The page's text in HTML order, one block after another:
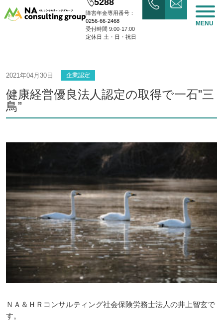
障害年金専用番号：
0256-66-2468
受付時間 9:00-17:00
定休日 土・日・祝日
MENU
2021年04月30日 企業認定
健康経営優良法人認定の取得で一石”三
鳥”
ＮＡ＆ＨＲコンサルティング社会保険労務士法人の井上智玄で
す。